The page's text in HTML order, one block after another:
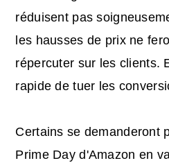
réduisent pas
les hausses de prix ne
répercuter sur les clients.
rapide de tuer les
Certains se demanderont
Prime Day d'Amazon en